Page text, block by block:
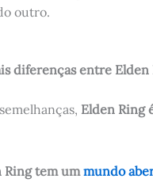
outro.
diferenças entre Elden
Elden Ring
Ring tem ummundo